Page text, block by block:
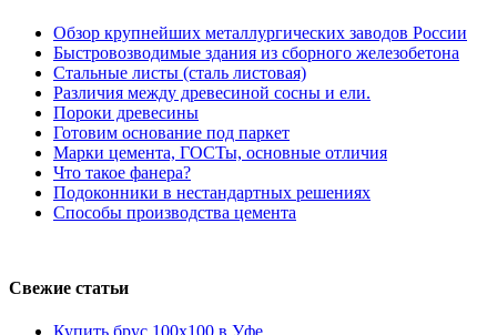
Обзор крупнейших металлургических заводов России
Быстровозводимые здания из сборного железобетона
Стальные листы (сталь листовая)
Различия между древесиной сосны и ели.
Пороки древесины
Готовим основание под паркет
Марки цемента, ГОСТы, основные отличия
Что такое фанера?
Подоконники в нестандартных решениях
Способы производства цемента
Свежие статьи